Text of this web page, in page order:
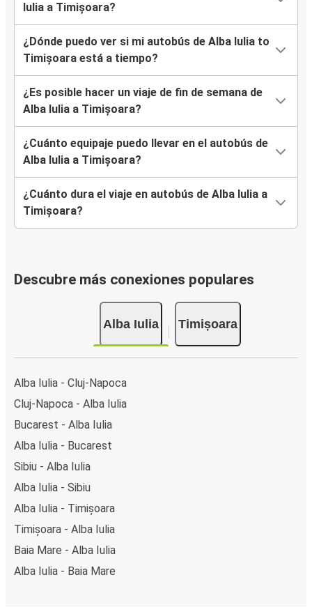
Iulia a Timișoara?
¿Dónde puedo ver si mi autobús de Alba Iulia to
Timișoara está a tiempo?
¿Es posible hacer un viaje de fin de semana de
Alba Iulia a Timișoara?
¿Cuánto equipaje puedo llevar en el autobús de
Alba Iulia a Timișoara?
¿Cuánto dura el viaje en autobús de Alba Iulia a
Timișoara?
Descubre más conexiones populares
Alba Iulia Timișoara
Alba Iulia - Cluj-Napoca
Cluj-Napoca - Alba Iulia
Bucarest - Alba Iulia
Alba Iulia - Bucarest
Sibiu - Alba Iulia
Alba Iulia - Sibiu
Alba Iulia - Timișoara
Timișoara - Alba Iulia
Baia Mare - Alba Iulia
Alba Iulia - Baia Mare